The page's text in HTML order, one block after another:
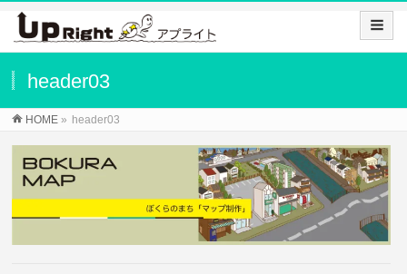
header03
HOME » header03